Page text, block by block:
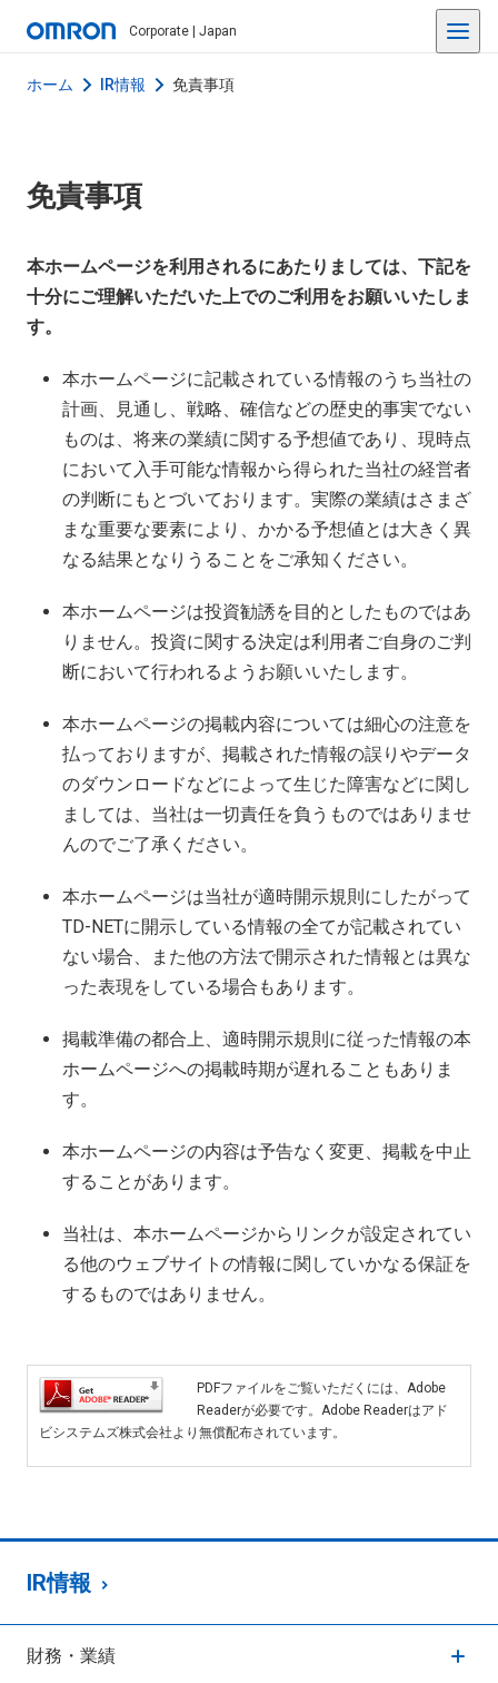
Corporate | Japan
ホーム IR情報 免責事項
免責事項
本ホームページを利用されるにあたりましては、下記を
十分にご理解いただいた上でのご利用をお願いいたしま
す。
本ホームページに記載されている情報のうち当社の
計画、見通し、戦略、確信などの歴史的事実でない
ものは、将来の業績に関する予想値であり、現時点
において入手可能な情報から得られた当社の経営者
の判断にもとづいております。実際の業績はさまざ
まな重要な要素により、かかる予想値とは大きく異
なる結果となりうることをご承知ください。
本ホームページは投資勧誘を目的としたものではあ
りません。投資に関する決定は利用者ご自身のご判
断において行われるようお願いいたします。
本ホームページの掲載内容については細心の注意を
払っておりますが、掲載された情報の誤りやデータ
のダウンロードなどによって生じた障害などに関し
ましては、当社は一切責任を負うものではありませ
んのでご了承ください。
本ホームページは当社が適時開示規則にしたがって
TD-NETに開示している情報の全てが記載されてい
ない場合、また他の方法で開示された情報とは異な
った表現をしている場合もあります。
掲載準備の都合上、適時開示規則に従った情報の本
ホームページへの掲載時期が遅れることもありま
す。
本ホームページの内容は予告なく変更、掲載を中止
することがあります。
当社は、本ホームページからリンクが設定されてい
る他のウェブサイトの情報に関していかなる保証を
するものではありません。
PDFファイルをご覧いただくには、Adobe
Readerが必要です。Adobe Readerはアド
ビシステムズ株式会社より無償配布されています。
IR情報
財務・業績